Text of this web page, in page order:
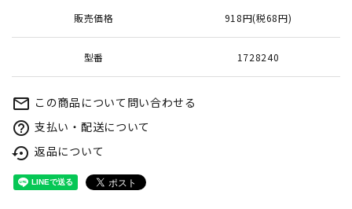
販売価格 918円(税68円)
型番 1728240
mail_outline この商品について問い合わせる
help_outline 支払い・配送について
settings_backup_restore 返品について